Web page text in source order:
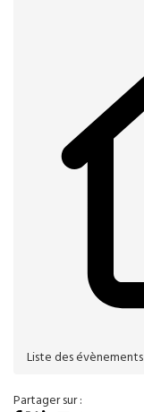
Liste des évènements
Partager sur :